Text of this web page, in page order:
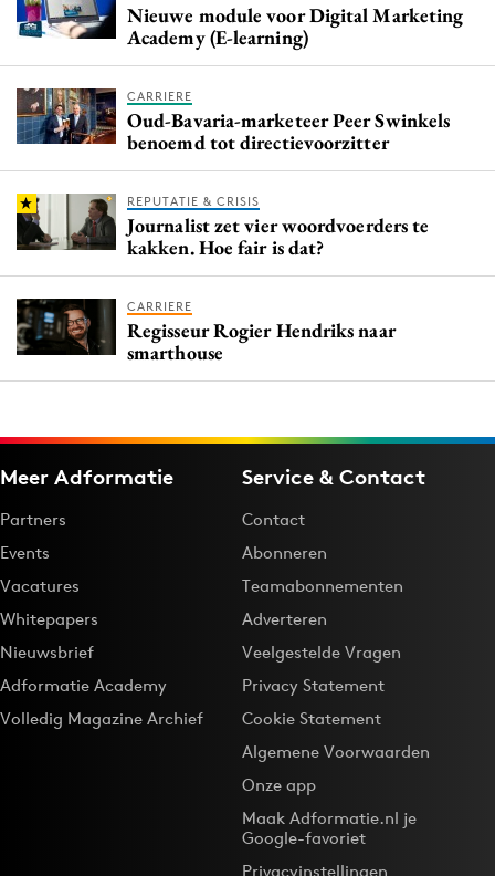
Nieuwe module voor Digital Marketing
Academy (E-learning)
CARRIERE
Oud-Bavaria-marketeer Peer Swinkels
benoemd tot directievoorzitter
REPUTATIE & CRISIS
Journalist zet vier woordvoerders te
kakken. Hoe fair is dat?
CARRIERE
Regisseur Rogier Hendriks naar
smarthouse
Meer Adformatie
Partners
Events
Vacatures
Whitepapers
Nieuwsbrief
Adformatie Academy
Volledig Magazine Archief
Service & Contact
Contact
Abonneren
Teamabonnementen
Adverteren
Veelgestelde Vragen
Privacy Statement
Cookie Statement
Algemene Voorwaarden
Onze app
Maak Adformatie.nl je
Google-favoriet
Privacyinstellingen